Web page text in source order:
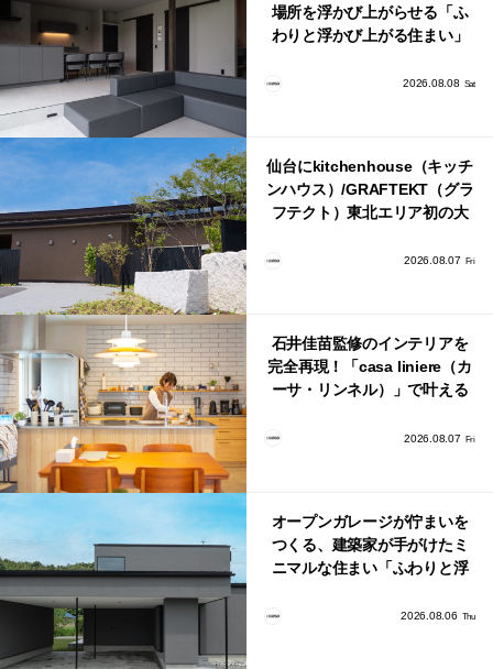
場所を浮かび上がらせる「ふ
わりと浮かび上がる住まい」
2026.08.08 Sat
仙台にkitchenhouse（キッチ
ンハウス）/GRAFTEKT（グラ
フテクト）東北エリア初の大
2026.08.07 Fri
石井佳苗監修のインテリアを
完全再現！「casa liniere（カ
ーサ・リンネル）」で叶える
2026.08.07 Fri
オープンガレージが佇まいを
つくる、建築家が手がけたミ
ニマルな住まい「ふわりと浮
2026.08.06 Thu